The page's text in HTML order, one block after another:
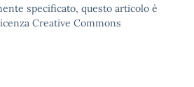
specificato, questo articolo è
Creative Commons